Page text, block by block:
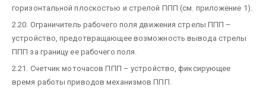
горизонтальной плоскостью и стрелой ППП (см. приложение 1).
2.20. Ограничитель рабочего поля движения стрелы ППП –
устройство, предотвращающее возможность вывода стрелы
ППП за границу ее рабочего поля.
2.21. Счетчик моточасов ППП – устройство, фиксирующее
время работы приводов механизмов ППП.